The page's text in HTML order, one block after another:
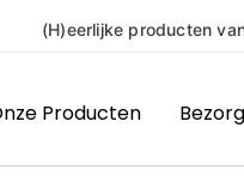
(H)eerlijke producten
Producten